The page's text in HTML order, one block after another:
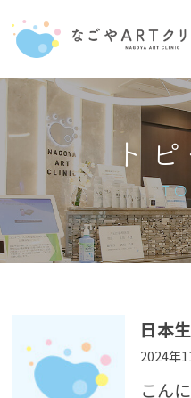
ト
2024年
こん